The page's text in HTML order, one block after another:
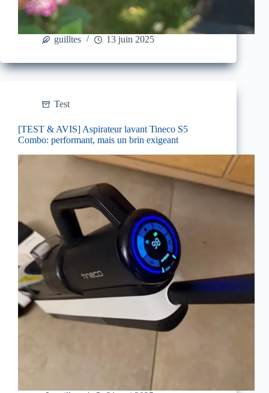
guilltes 13 juin 2025
Test
[TEST & AVIS] Aspirateur lavant Tineco S5
Combo: performant, mais un brin exigeant